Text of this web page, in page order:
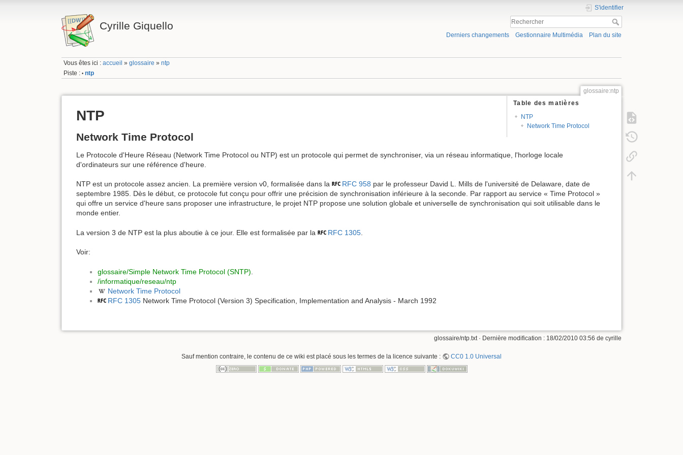
Cyrille Giquello
S'identifier
Derniers changements Gestionnaire Multimédia Plan du site
Vous êtes ici :accueil »glossaire »ntp
Piste : • ntp
glossaire:ntp
Table des matières
NTP
Network Time Protocol
NTP
Network Time Protocol
Le Protocole d'Heure Réseau (Network Time Protocol ou NTP) est un protocole qui permet de synchroniser, via un réseau informatique, l'horloge locale
d'ordinateurs sur une référence d'heure.
NTP est un protocole assez ancien. La première version v0, formalisée dans la RFC 958 par le professeur David L. Mills de l'université de Delaware, date de
septembre 1985. Dès le début, ce protocole fut conçu pour offrir une précision de synchronisation inférieure à la seconde. Par rapport au service « Time Protocol »
qui offre un service d'heure sans proposer une infrastructure, le projet NTP propose une solution globale et universelle de synchronisation qui soit utilisable dans le
monde entier.
La version 3 de NTP est la plus aboutie à ce jour. Elle est formalisée par la RFC 1305.
Voir:
glossaire/Simple Network Time Protocol (SNTP)
/informatique/reseau/ntp
Network Time Protocol
RFC 1305Network Time Protocol (Version 3) Specification, Implementation and Analysis - March 1992
glossaire/ntp.txt · Dernière modification : 18/02/2010 03:56 de cyrille
Sauf mention contraire, le contenu de ce wiki est placé sous les termes de la licence suivante : CC0 1.0 Universal